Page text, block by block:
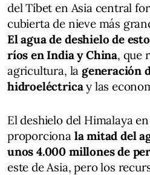
del Tíbet en Asia central
cubierta de nieve más
El agua de deshielo de
ríos en India y China, que
agricultura, la generación
hidroeléctricay las
El deshielo del Himalaya
proporciona la mitad del
unos 4.000 millones de
este de Asia, pero los